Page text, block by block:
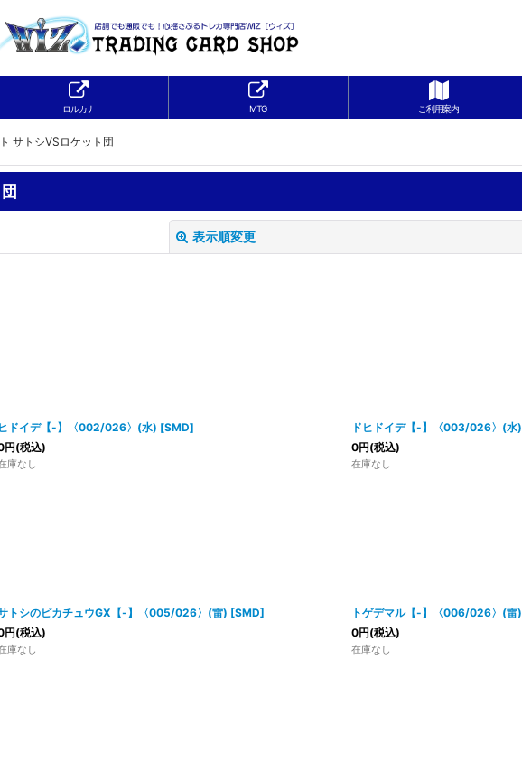
ロルカナ MTG ご利用案内
サトシVSロケット団
表示順変更
ヒドイデ【-】〈002/026〉(水) [SMD]
円(税込)
庫なし
ドヒドイデ【-】〈003/026〉(水)
0円(税込)
在庫なし
トシのピカチュウGX【-】〈005/026〉(雷) [SMD]
円(税込)
庫なし
トゲデマル【-】〈006/026〉(雷)
0円(税込)
在庫なし